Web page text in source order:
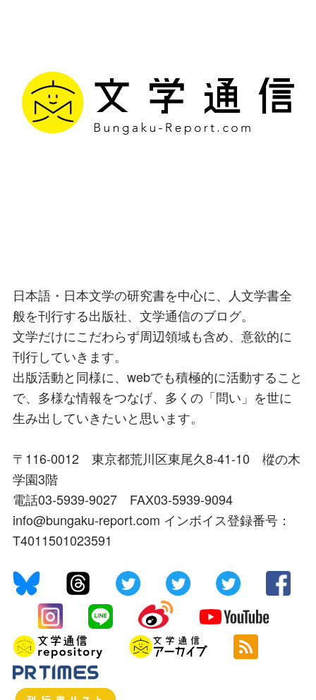
日本語・日本文学の研究書を中心に、人文学書全
般を刊行する出版社、文学通信のブログ。
文学だけにこだわらず周辺領域も含め、意欲的に
刊行していきます。
出版活動と同様に、webでも積極的に活動すること
で、多様な情報をつなげ、多くの「問い」を世に
生み出していきたいと思います。
〒116-0012 東京都荒川区東尾久8-41-10 樅の木
学園3階
電話03-5939-9027 FAX03-5939-9094
info@bungaku-report.com インボイス登録番号：
T4011501023591